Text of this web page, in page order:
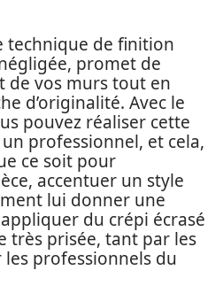
technique de finition
promet de
de vos murs tout en
d’originalité. Avec le
pouvez réaliser cette
professionnel, et cela,
ce soit pour
accentuer un style
lui donner une
du crépi écrasé
très prisée, tant par les
professionnels du